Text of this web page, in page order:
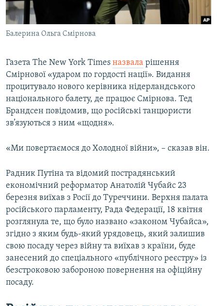
Балерина Ольга Смірнова
Газета The New York Times назвала рішення
Смірнової «ударом по гордості нації». Видання
процитувало нового керівника нідерландського
національного балету, де працює Смірнова. Тед
Брандсен повідомив, що російські танцюристи
зв’язуються з ним «щодня».
«Ми повертаємося до Холодної війни», – сказав він.
Радник Путіна та відомий пострадянський
економічний реформатор Анатолій Чубайс 23
березня виїхав з Росії до Туреччини. Верхня палата
російського парламенту, Рада Федерації, 18 квітня
розглянула те, що було названо «законом Чубайса»,
згідно з яким будь-який урядовець, який залишив
свою посаду через війну та виїхав з країни, буде
занесений до спеціального «публічного реєстру» із
безстроковою забороною повернення на офіційну
посаду.